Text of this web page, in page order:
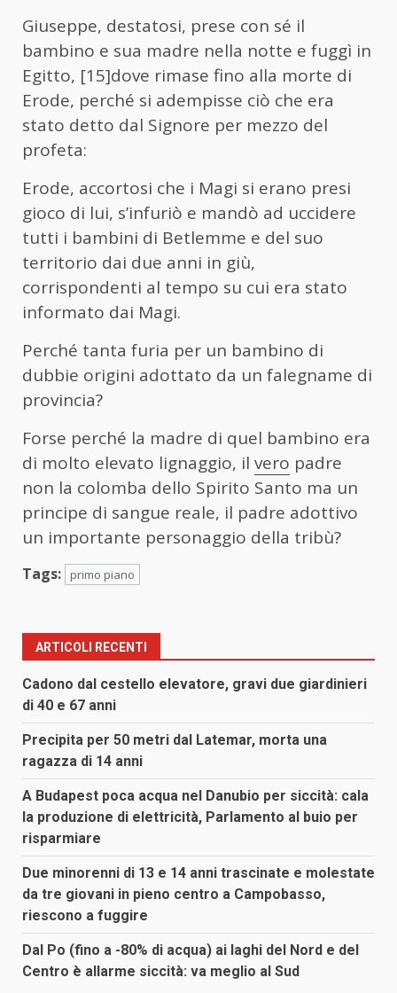
Giuseppe, destatosi, prese con sé il
bambino e sua madre nella notte e fuggì in
Egitto, [15]dove rimase fino alla morte di
Erode, perché si adempisse ciò che era
stato detto dal Signore per mezzo del
profeta:
Erode, accortosi che i Magi si erano presi
gioco di lui, s’infuriò e mandò ad uccidere
tutti i bambini di Betlemme e del suo
territorio dai due anni in giù,
corrispondenti al tempo su cui era stato
informato dai Magi.
Perché tanta furia per un bambino di
dubbie origini adottato da un falegname di
provincia?
Forse perché la madre di quel bambino era
di molto elevato lignaggio, il vero padre
non la colomba dello Spirito Santo ma un
principe di sangue reale, il padre adottivo
un importante personaggio della tribù?
Tags: primo piano
ARTICOLI RECENTI
Cadono dal cestello elevatore, gravi due giardinieri
di 40 e 67 anni
Precipita per 50 metri dal Latemar, morta una
ragazza di 14 anni
A Budapest poca acqua nel Danubio per siccità: cala
la produzione di elettricità, Parlamento al buio per
risparmiare
Due minorenni di 13 e 14 anni trascinate e molestate
da tre giovani in pieno centro a Campobasso,
riescono a fuggire
Dal Po (fino a -80% di acqua) ai laghi del Nord e del
Centro è allarme siccità: va meglio al Sud